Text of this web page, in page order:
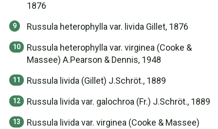
1876
Russula heterophylla var. livida Gillet, 1876
Russula heterophylla var. virginea (Cooke &
Massee) A.Pearson & Dennis, 1948
Russula livida (Gillet) J.Schröt., 1889
Russula livida var. galochroa (Fr.) J.Schröt., 1889
Russula livida var. virginea (Cooke & Massee)